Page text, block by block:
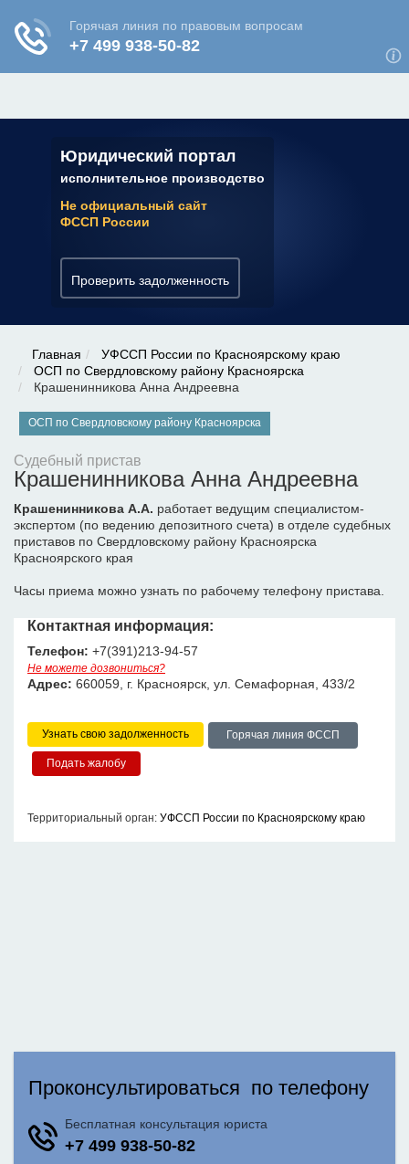
Юридический портал
исполнительное производство
Не официальный сайт
ФССП России
Проверить задолженность
✆ 7 (800) 350-22-64
Главная
УФССП России по Красноярскому краю
ОСП по Свердловскому району Красноярска
Крашенинникова Анна Андреевна
ОСП по Свердловскому району Красноярска
Судебный пристав
Крашенинникова Анна Андреевна
Крашенинникова А.А. работает ведущим специалистом-
экспертом (по ведению депозитного счета) в отделе судебных
приставов по Свердловскому району Красноярска
Красноярского края
Часы приема можно узнать по рабочему телефону пристава.
Контактная информация:
Телефон: +7(391)213-94-57
Не можете дозвониться?
Адрес: 660059, г. Красноярск, ул. Семафорная, 433/2
Узнать свою задолженность Горячая линия ФССП
Территориальный орган: УФССП России по Красноярскому краю